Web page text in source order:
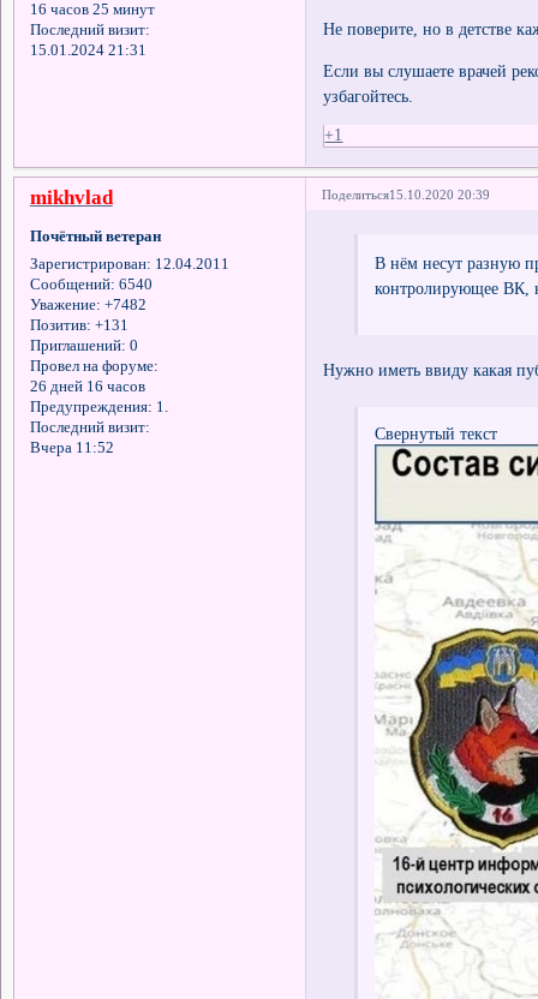
16 часов 25 минут
Последний визит:
15.01.2024 21:31
Не поверите, но в детстве
Если вы слушаете врачей
узбагойтесь.
+1
Поделиться15.10.2020 20:39
mikhvlad
Почётный ветеран
Зарегистрирован: 12.04.2011
Сообщений: 6540
Уважение: +7482
Позитив: +131
Приглашений: 0
Провел на форуме:
26 дней 16 часов
Предупреждения: 1.
Последний визит:
Вчера 11:52
В нём несут разную
контролирующее ВК,
Нужно иметь ввиду какая
Свернутый текст